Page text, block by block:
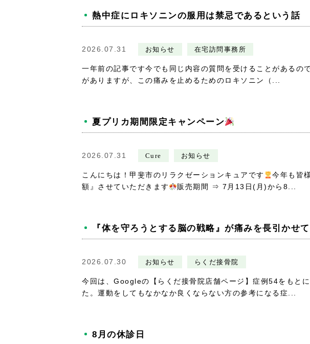
熱中症にロキソニンの服用は禁忌であるという話
2026.07.31 お知らせ 在宅訪問事務所
一年前の記事です今でも同じ内容の質問を受けることがあるの
がありますが、この痛みを止めるためのロキソニン（...
夏プリカ期間限定キャンペーン
2026.07.31 Cure お知らせ
こんにちは！甲斐市のリラクゼーションキュアです
今年も皆
額』させていただきます
販売期間 ⇒ 7月13日(月)から8...
『体を守ろうとする脳の戦略』が痛みを長引かせ
2026.07.30 お知らせ らくだ接骨院
今回は、Googleの【らくだ接骨院店舗ページ】症例54をもと
た。運動をしてもなかなか良くならない方の参考になる症...
8月の休診日